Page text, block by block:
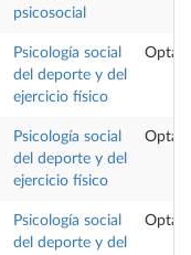
psicosocial
Psicología social
del deporte y del
ejercicio físico
Psicología social
del deporte y del
ejercicio físico
Psicología social
del deporte y del